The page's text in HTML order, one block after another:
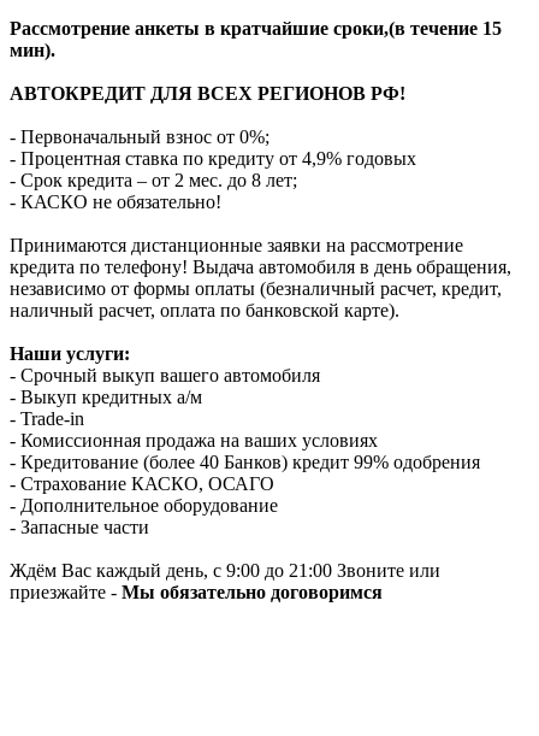
Рассмотрение анкеты в кратчайшие сроки,(в течение 15
мин).
АВТОКРЕДИТ ДЛЯ ВСЕХ РЕГИОНОВ РФ!
- Первоначальный взнос от 0%;
- Процентная ставка по кредиту от 4,9% годовых
- Срок кредита – от 2 мес. до 8 лет;
- КАСКО не обязательно!
Принимаются дистанционные заявки на рассмотрение
кредита по телефону! Выдача автомобиля в день обращения,
независимо от формы оплаты (безналичный расчет, кредит,
наличный расчет, оплата по банковской карте).
Наши услуги:
- Срочный выкуп вашего автомобиля
- Выкуп кредитных а/м
- Trade-in
- Комиссионная продажа на ваших условиях
- Кредитование (более 40 Банков) кредит 99% одобрения
- Страхование КАСКО, ОСАГО
- Дополнительное оборудование
- Запасные части
Ждём Вас каждый день, с 9:00 до 21:00 Звоните или
приезжайте - Мы обязательно договоримся